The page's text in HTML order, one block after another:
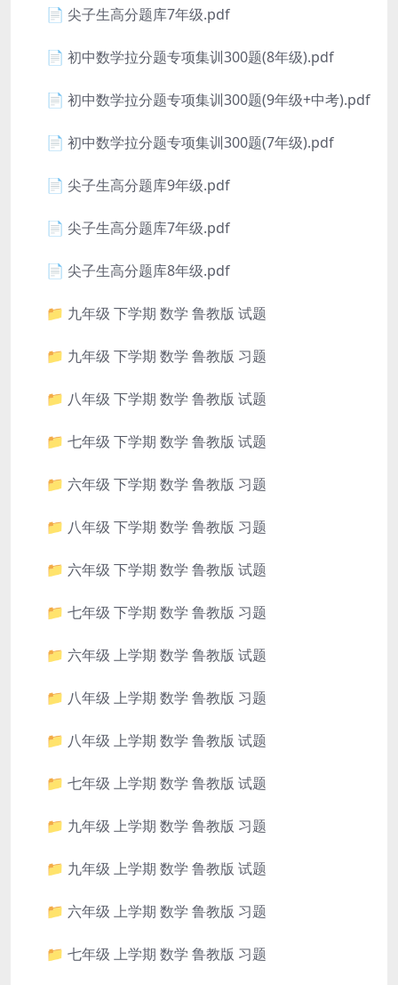
📄 尖子生高分题库7年级.pdf
📄 初中数学拉分题专项集训300题(8年级).pdf
📄 初中数学拉分题专项集训300题(9年级+中考).pdf
📄 初中数学拉分题专项集训300题(7年级).pdf
📄 尖子生高分题库9年级.pdf
📄 尖子生高分题库7年级.pdf
📄 尖子生高分题库8年级.pdf
📁 九年级 下学期 数学 鲁教版 试题
📁 九年级 下学期 数学 鲁教版 习题
📁 八年级 下学期 数学 鲁教版 试题
📁 七年级 下学期 数学 鲁教版 试题
📁 六年级 下学期 数学 鲁教版 习题
📁 八年级 下学期 数学 鲁教版 习题
📁 六年级 下学期 数学 鲁教版 试题
📁 七年级 下学期 数学 鲁教版 习题
📁 六年级 上学期 数学 鲁教版 试题
📁 八年级 上学期 数学 鲁教版 习题
📁 八年级 上学期 数学 鲁教版 试题
📁 七年级 上学期 数学 鲁教版 试题
📁 九年级 上学期 数学 鲁教版 习题
📁 九年级 上学期 数学 鲁教版 试题
📁 六年级 上学期 数学 鲁教版 习题
📁 七年级 上学期 数学 鲁教版 习题